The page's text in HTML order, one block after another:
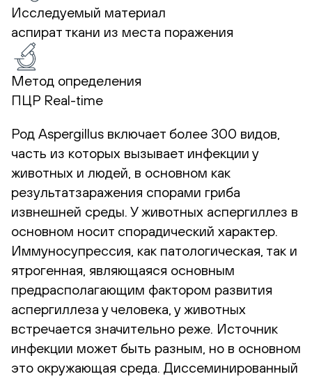
Исследуемый материал
аспират ткани из места поражения
Метод определения
ПЦР Real-time
Род Aspergillus включает более 300 видов,
часть из которых вызывает инфекции у
животных и людей, в основном как
результатзаражения спорами гриба
извнешней среды. У животных аспергиллез в
основном носит спорадический характер.
Иммуносупрессия, как патологическая, так и
ятрогенная, являющаяся основным
предрасполагающим фактором развития
аспергиллеза у человека, у животных
встречается значительно реже. Источник
инфекции может быть разным, но в основном
это окружающая среда. Диссеминированный